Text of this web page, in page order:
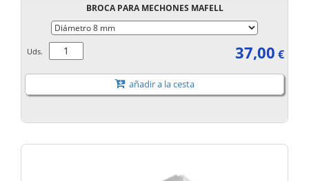
BROCA PARA MECHONES MAFELL
Uds. 37,00 €
añadir a la cesta